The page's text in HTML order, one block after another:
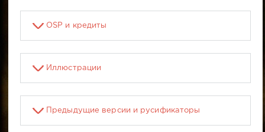
OSP и кредиты
Иллюстрации
Предыдущие версии и русификаторы